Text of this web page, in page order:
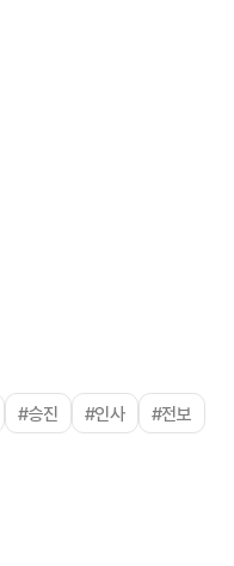
#승진 #인사 #전보